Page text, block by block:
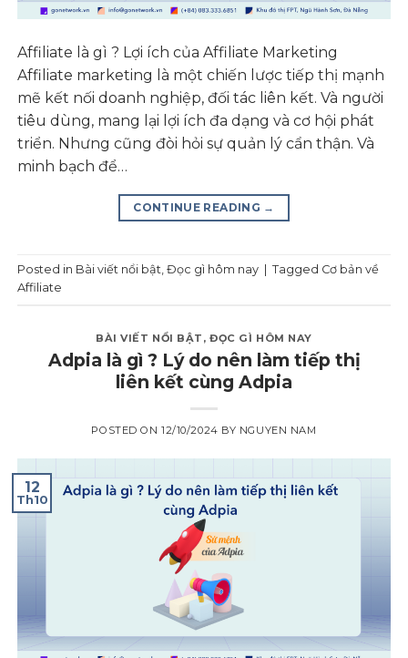
Affiliate là gì ? Lợi ích của Affiliate Marketing
Affiliate marketing là một chiến lược tiếp thị mạnh
mẽ kết nối doanh nghiệp, đối tác liên kết. Và người
tiêu dùng, mang lại lợi ích đa dạng và cơ hội phát
triển. Nhưng cũng đòi hỏi sự quản lý cẩn thận. Và
minh bạch để…
CONTINUE READING →
Posted in Bài viết nổi bật,Đọc gì hôm nay Tagged Cơ bản về
Affiliate
BÀI VIẾT NỔI BẬT ,ĐỌC GÌ HÔM NAY
Adpia là gì ? Lý do nên làm tiếp thị
liên kết cùng Adpia
POSTED ON12/10/2024 BY NGUYEN NAM
12
Th10